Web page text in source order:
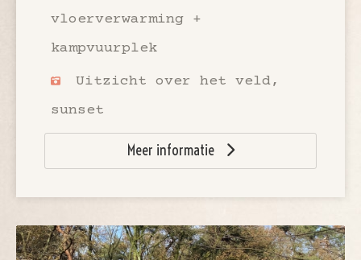
vloerverwarming +
kampvuurplek
Uitzicht over het veld,
sunset
Meer informatie